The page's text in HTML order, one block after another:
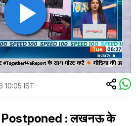
10:05 IST
Postponed : लखनऊ के